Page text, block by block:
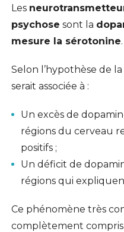
Les
psychose sont la
mesure la sérotonine.
Selon l’hypothèse de
serait associée à :
Un excès de
régions du cerveau
positifs ;
Un déficit de
régions qui
Ce phénomène très
complètement compris.